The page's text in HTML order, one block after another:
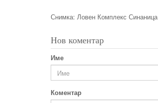
Снимка: Ловен Комплекс Синаница
Нов коментар
Име
Коментар